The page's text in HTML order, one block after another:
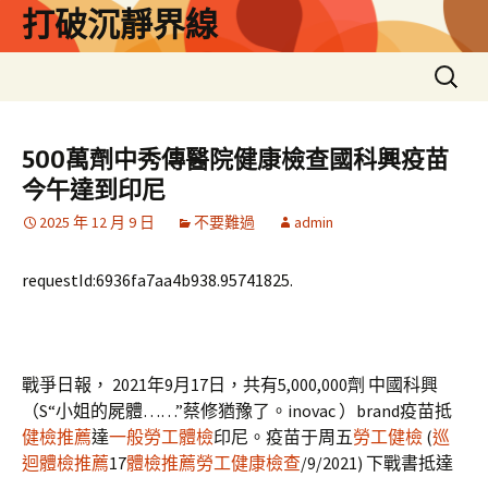
打破沉靜界線
搜
尋
鍵
字:
500萬劑中秀傳醫院健康檢查國科興疫苗
今午達到印尼
2025 年 12 月 9 日 不要難過 admin
requestId:6936fa7aa4b938.95741825.
戰爭日報， 2021年9月17日，共有5,000,000劑 中國科興
（S“小姐的屍體……”蔡修猶豫了。inovac ）brand疫苗抵
健檢推薦達一般勞工體檢印尼。疫苗于周五勞工健檢 (巡
迴體檢推薦17體檢推薦勞工健康檢查/9/2021) 下戰書抵達